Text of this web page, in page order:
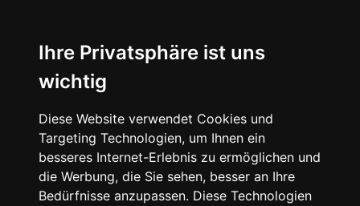
Ihre Privatsphäre ist uns
wichtig
Diese Website verwendet Cookies und
Targeting Technologien, um Ihnen ein
besseres Internet-Erlebnis zu ermöglichen und
die Werbung, die Sie sehen, besser an Ihre
Bedürfnisse anzupassen. Diese Technologien